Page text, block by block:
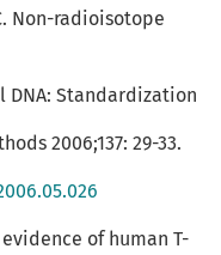
Non-radioisotope
DNA: Standardization
2006;137: 29-33.
evidence of human T-